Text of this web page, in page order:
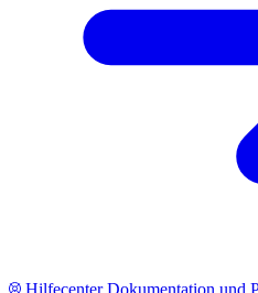
Hilfecenter Dokumentation und